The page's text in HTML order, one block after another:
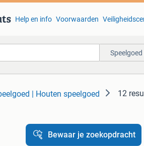
Help en info Voorwaarden
| Houten speelgoed 12
Bewaar je zoekopdracht